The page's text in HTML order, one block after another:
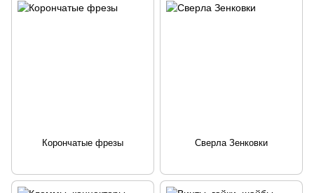
Корончатые фрезы Сверла Зенковки